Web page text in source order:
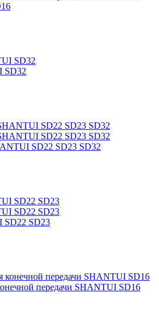
SD32
SD22 SD23 SD32
SD22 SD23
передачи SHANTUI SD16